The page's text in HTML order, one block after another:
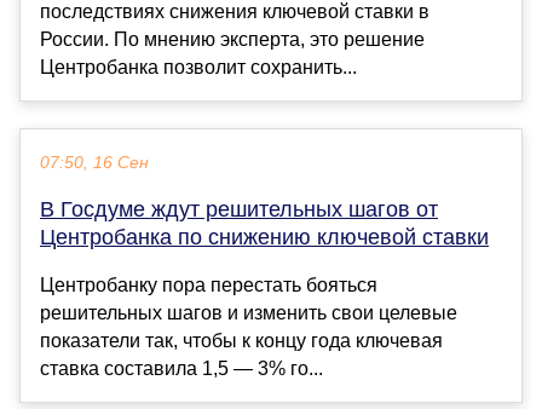
последствиях снижения ключевой ставки в
России. По мнению эксперта, это решение
Центробанка позволит сохранить...
07:50, 16 Сен
В Госдуме ждут решительных шагов от
Центробанка по снижению ключевой ставки
Центробанку пора перестать бояться
решительных шагов и изменить свои целевые
показатели так, чтобы к концу года ключевая
ставка составила 1,5 — 3% го...